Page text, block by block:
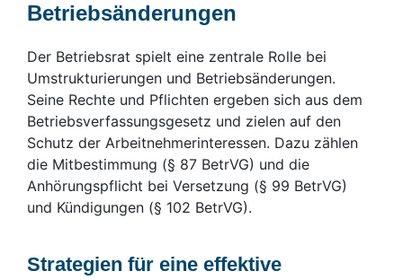
Betriebsänderungen
Der Betriebsrat spielt eine zentrale Rolle bei
Umstrukturierungen und Betriebsänderungen.
Seine Rechte und Pflichten ergeben sich aus dem
Betriebsverfassungsgesetz und zielen auf den
Schutz der Arbeitnehmerinteressen. Dazu zählen
die Mitbestimmung (§ 87 BetrVG) und die
Anhörungspflicht bei Versetzung (§ 99 BetrVG)
und Kündigungen (§ 102 BetrVG).
Strategien für eine effektive